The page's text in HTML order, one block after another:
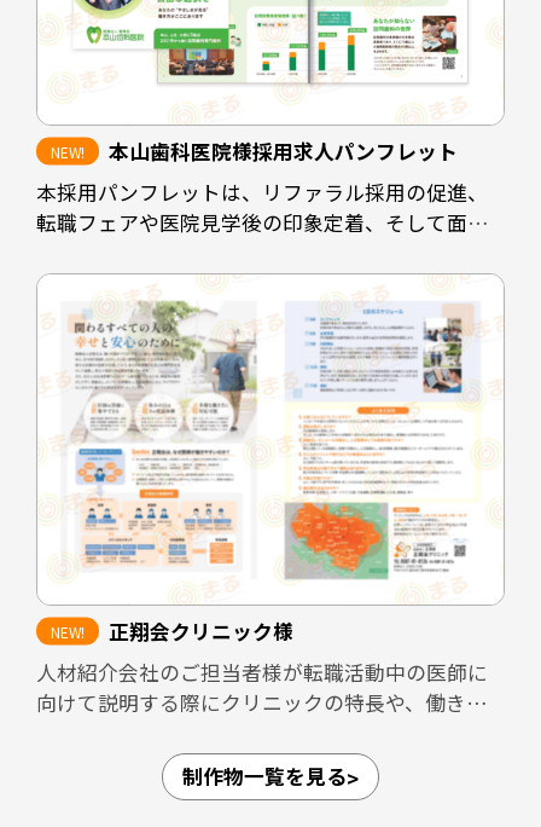
本山歯科医院様採用求人パンフレット
本採用パンフレットは、リファラル採用の促進、
転職フェアや医院見学後の印象定着、そして面接
既存スタッフや業務委託スタッフが自信を持って
知人に紹介できるよう、医院の理念や働く環境、
医院としての強みを整理し、魅力が的確に伝わる
構成としています。
また、見学者へ配布することで、見学後も医院の
印象が薄れないよう設計しています。さらに、転職
フェアなど限られた接触時間の場面でも、医院の
方向性や特徴が一目で伝わるツールとして活用で
きる内容にまとめました。
加えて、採用面接では毎回同じ内容を説明する必
要があり、面接担当者の負担が大きくなりがちで
す。本パンフレットを活用しながら面談を進める
減にもつながる設計としています。
正翔会クリニック様
人材紹介会社のご担当者様が転職活動中の医師に
向けて説明する際にクリニックの特長や、働きや
愛知県内4拠点（江南・小牧・一宮・名古屋市守山
制作物一覧を見る